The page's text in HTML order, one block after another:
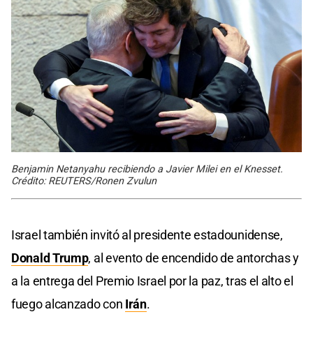
Benjamin Netanyahu recibiendo a Javier Milei en el Knesset.
Crédito: REUTERS/Ronen Zvulun
Israel también invitó al presidente estadounidense,
Donald Trump, al evento de encendido de antorchas y
a la entrega del Premio Israel por la paz, tras el alto el
fuego alcanzado con Irán.